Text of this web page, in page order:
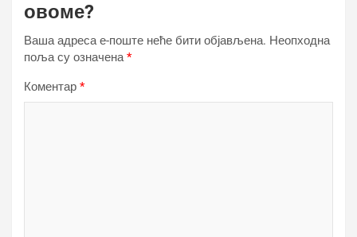
овоме?
Ваша адреса е-поште неће бити објављена. Неопходна
поља су означена*
Коментар *